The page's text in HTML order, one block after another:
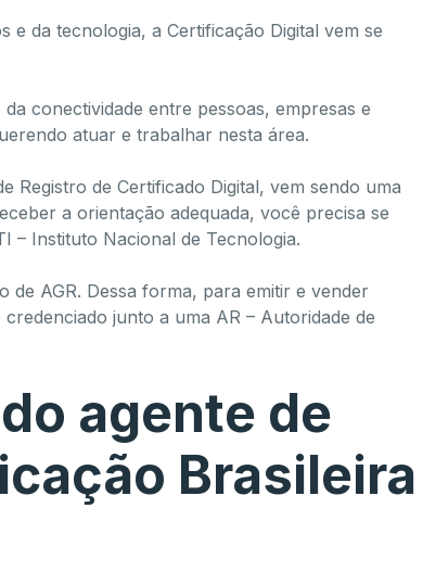
e da tecnologia, a Certificação Digital vem se
conectividade entre pessoas, empresas e
atuar e trabalhar nesta área.
Registro de Certificado Digital, vem sendo uma
a orientação adequada, você precisa se
– Instituto Nacional de Tecnologia.
AGR. Dessa forma, para emitir e vender
junto a uma AR – Autoridade de
agente de
Brasileira